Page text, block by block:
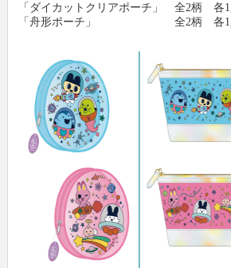
「ダイカットクリアポーチ」 全2柄 各
「舟形ポーチ」 全2柄 各1,980